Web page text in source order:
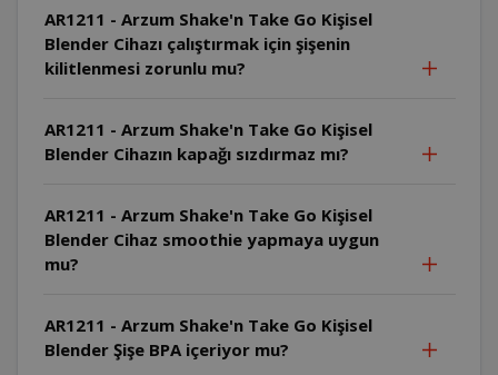
AR1211 - Arzum Shake'n Take Go Kişisel
Blender Cihazı çalıştırmak için şişenin
kilitlenmesi zorunlu mu?
AR1211 - Arzum Shake'n Take Go Kişisel
Blender Cihazın kapağı sızdırmaz mı?
AR1211 - Arzum Shake'n Take Go Kişisel
Blender Cihaz smoothie yapmaya uygun
mu?
AR1211 - Arzum Shake'n Take Go Kişisel
Blender Şişe BPA içeriyor mu?